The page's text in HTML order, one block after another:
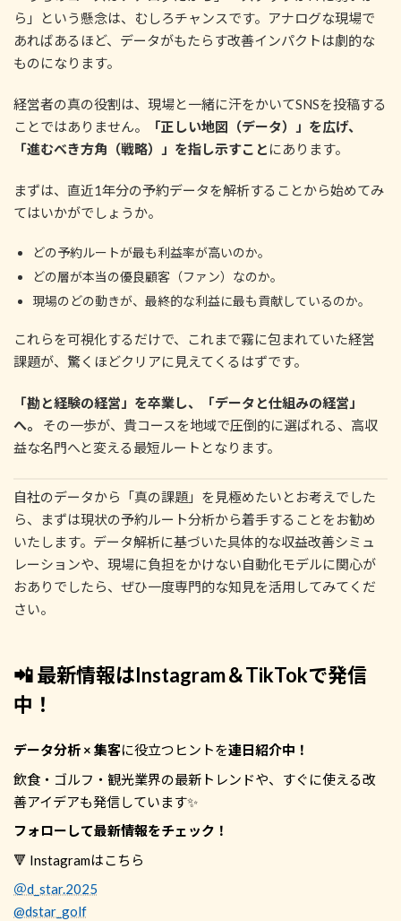
ら」という懸念は、むしろチャンスです。アナログな現場で
あればあるほど、データがもたらす改善インパクトは劇的な
ものになります。
経営者の真の役割は、現場と一緒に汗をかいてSNSを投稿する
ことではありません。
「正しい地図（データ）」を広げ、
「進むべき方角（戦略）」を指し示すこと にあります。
まずは、直近1年分の予約データを解析することから始めてみ
てはいかがでしょうか。
どの予約ルートが最も利益率が高いのか。
どの層が本当の優良顧客（ファン）なのか。
現場のどの動きが、最終的な利益に最も貢献しているのか。
これらを可視化するだけで、これまで霧に包まれていた経営
課題が、驚くほどクリアに見えてくるはずです。
「勘と経験の経営」を卒業し、「データと仕組みの経営」
へ。
その一歩が、貴コースを地域で圧倒的に選ばれる、高収
益な名門へと変える最短ルートとなります。
自社のデータから「真の課題」を見極めたいとお考えでした
ら、まずは現状の予約ルート分析から着手することをお勧め
いたします。データ解析に基づいた具体的な収益改善シミュ
レーションや、現場に負担をかけない自動化モデルに関心が
おありでしたら、ぜひ一度専門的な知見を活用してみてくだ
さい。
📲 最新情報はInstagram＆TikTokで発信
中！
データ分析 × 集客に役立つヒントを連日紹介中！
飲食・ゴルフ・観光業界の最新トレンドや、すぐに使える改
善アイデアも発信しています✨
フォローして最新情報をチェック！
🔻 Instagramはこちら
＠d_star.2025
@dstar_golf